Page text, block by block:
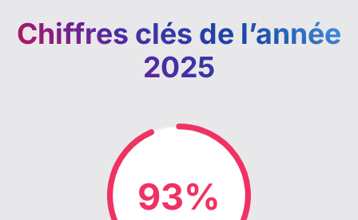
Chiffres clés de l’année
2025
95%